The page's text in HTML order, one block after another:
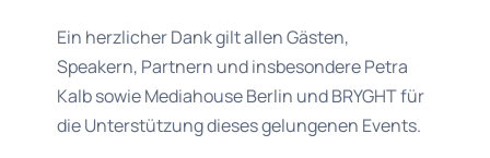
Ein herzlicher Dank gilt allen Gästen,
Speakern, Partnern und insbesondere Petra
Kalb sowie Mediahouse Berlin und BRYGHT für
die Unterstützung dieses gelungenen Events.